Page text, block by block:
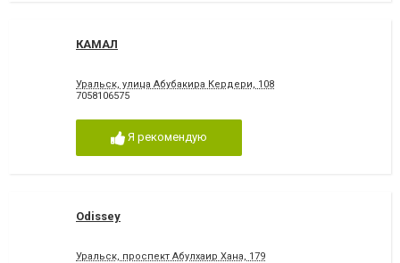
КАМАЛ
Уральск, улица Абубакира Кердери, 108
7058106575
Я рекомендую
Odissey
Уральск, проспект Абулхаир Хана, 179